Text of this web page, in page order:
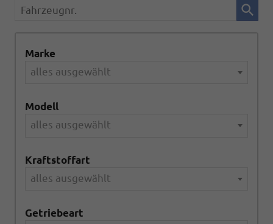
Fahrzeugnr.
Marke
alles ausgewählt
Modell
alles ausgewählt
Kraftstoffart
alles ausgewählt
Getriebeart